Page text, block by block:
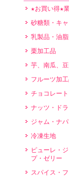
★お買い得★
砂糖類・キ
乳製品・油
栗加工品
芋、南瓜、
フルーツ加
チョコレート
ナッツ・ド
ジャム・ナパ
冷凍生地
ピューレ・
プ・ゼリー
スパイス・